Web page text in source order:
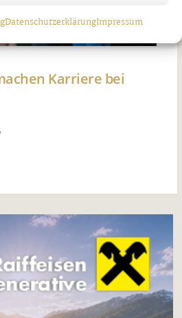
DatenschutzerklärungImpressum
Karriere bei